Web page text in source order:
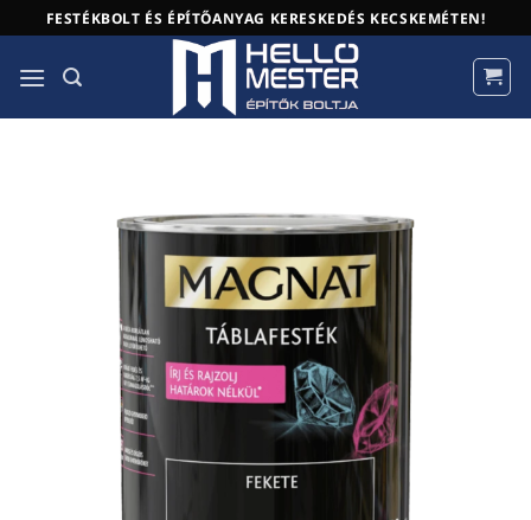
to
content
FESTÉKBOLT ÉS ÉPÍTŐANYAG KERESKEDÉS KECSKEMÉTEN!